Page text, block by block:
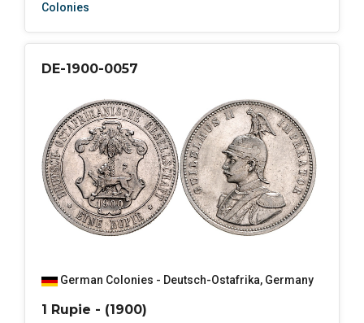
Colonies
DE-1900-0057
German Colonies - Deutsch-Ostafrika, Germany
1 Rupie - (1900)